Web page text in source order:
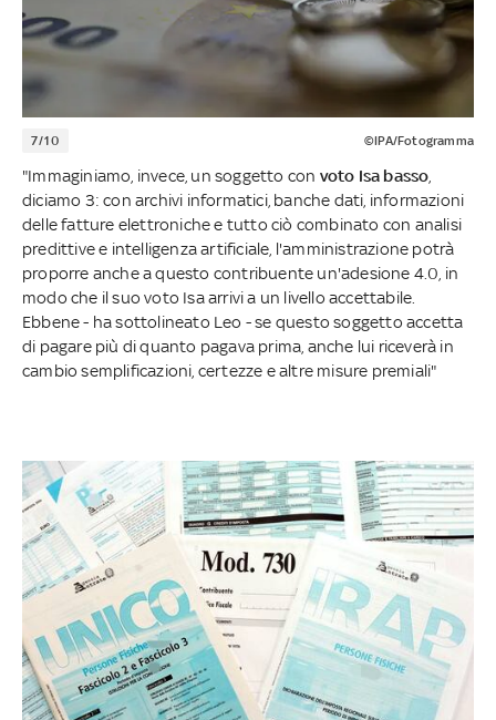
7/10 ©IPA/Fotogramma
"Immaginiamo, invece, un soggetto con voto Isa basso
diciamo 3: con archivi informatici, banche dati, informazioni
delle fatture elettroniche e tutto ciò combinato con analisi
predittive e intelligenza artificiale, l'amministrazione potrà
proporre anche a questo contribuente un'adesione 4.0, in
modo che il suo voto Isa arrivi a un livello accettabile.
Ebbene - ha sottolineato Leo - se questo soggetto accetta
di pagare più di quanto pagava prima, anche lui riceverà in
cambio semplificazioni, certezze e altre misure premiali"